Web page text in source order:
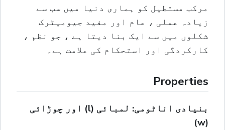
مرکب مستطیل کو ہماری دنیا میں سب سے
زیادہ عملی ، عام اور مفید جیومیٹرک
شکلوں میں سے ایک بنا دیتا ہے ، جو نظم ،
کارکردگی اور استحکام کی علامت ہے۔
Properties
بنیادی اناٹومی: لمبائی (l) اور چوڑائی
(w)